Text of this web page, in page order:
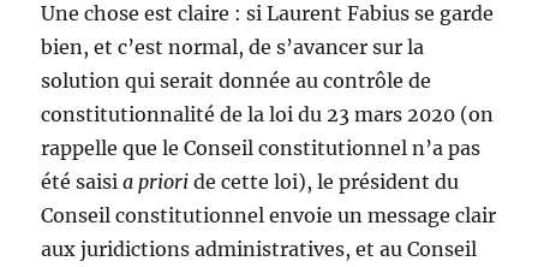
Une chose est claire : si Laurent Fabius se garde
bien, et c’est normal, de s’avancer sur la
solution qui serait donnée au contrôle de
constitutionnalité de la loi du 23 mars 2020 (on
rappelle que le Conseil constitutionnel n’a pas
été saisia priori de cette loi), le président du
Conseil constitutionnel envoie un message clair
aux juridictions administratives, et au Conseil